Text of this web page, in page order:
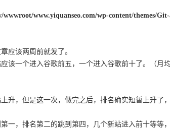
wwwroot/www.yiquanseo.com/wp-content/themes/
应该两周前就发了。
该一个进入谷歌前五，一个进入谷歌前十了。（月
升，但是这一次，做完之后，排名确实短暂上升了
一，排名第二的跳到第四，几个新站进入前十等等